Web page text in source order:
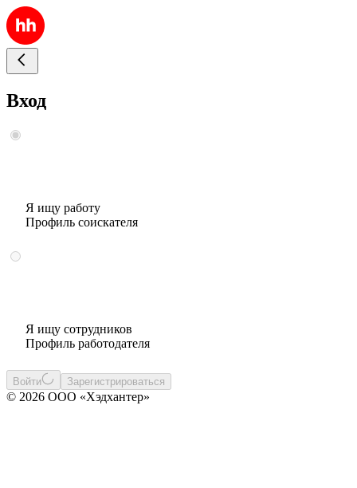
Вход
Я ищу работу
Профиль соискателя
Я ищу сотрудников
Профиль работодателя
Войти Зарегистрироваться
© 2026 ООО «Хэдхантер»